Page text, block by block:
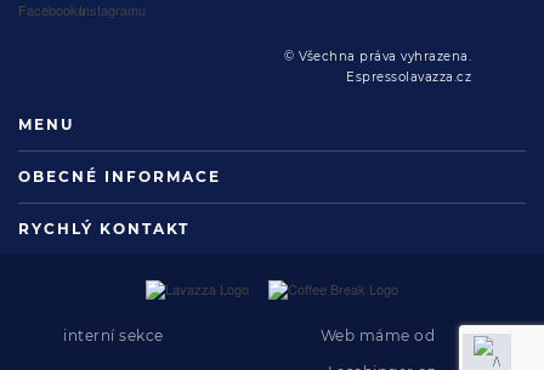
© Všechna práva vyhrazena.
Espressolavazza.cz
MENU
OBECNÉ INFORMACE
RYCHLÝ KONTAKT
interní sekce
Web máme od